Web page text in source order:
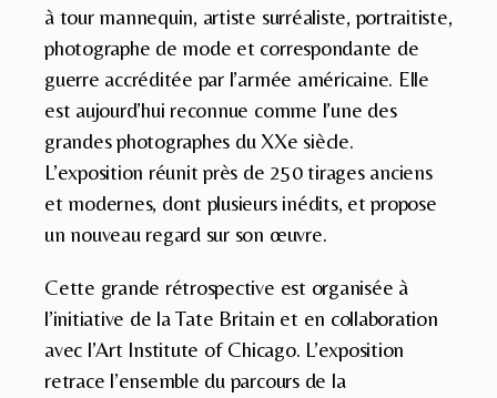
à tour mannequin, artiste surréaliste, portraitiste,
photographe de mode et correspondante de
guerre accréditée par l’armée américaine. Elle
est aujourd’hui reconnue comme l’une des
grandes photographes du XXe siècle.
L’exposition réunit près de 250 tirages anciens
et modernes, dont plusieurs inédits, et propose
un nouveau regard sur son œuvre.
Cette grande rétrospective est organisée à
l’initiative de la Tate Britain et en collaboration
avec l’Art Institute of Chicago. L’exposition
retrace l’ensemble du parcours de la